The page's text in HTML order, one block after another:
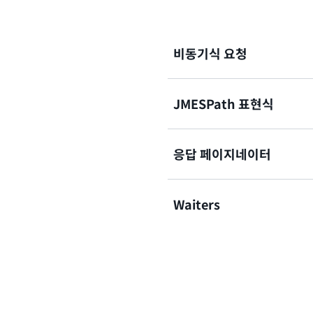
비동기식 요청
AWS SDK for PHP는
자세히 알아보기
JMESPath 표현식
AWS SDK for PHP는
응답 페이지네이터
응답 객체가 단일 응답에는
Waiters